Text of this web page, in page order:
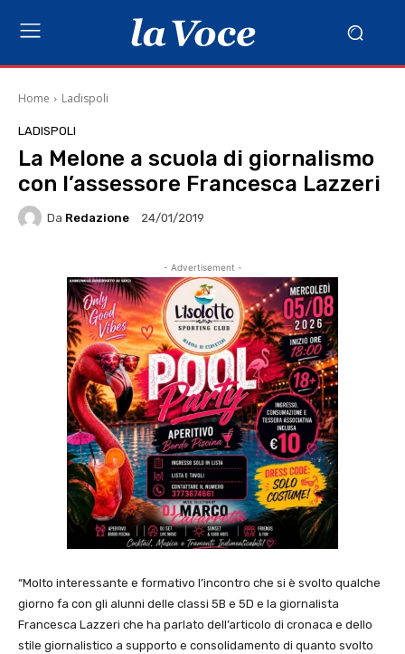
Home Ladispoli
LADISPOLI
La Melone a scuola di giornalismo
con l’assessore Francesca Lazzeri
Da Redazione 24/01/2019
- Advertisement -
“Molto interessante e formativo l’incontro che si è svolto qualche
giorno fa con gli alunni delle classi 5B e 5D e la giornalista
Francesca Lazzeri che ha parlato dell’articolo di cronaca e dello
stile giornalistico a supporto e consolidamento di quanto svolto